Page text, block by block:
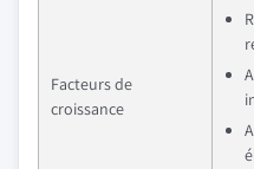
Facteurs de
croissance